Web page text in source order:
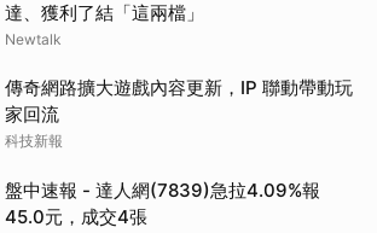
達、獲利了結「這兩檔」
Newtalk
傳奇網路擴大遊戲內容更新，IP 聯動帶動玩
家回流
科技新報
盤中速報 - 達人網(7839)急拉4.09%報
45.0元，成交4張